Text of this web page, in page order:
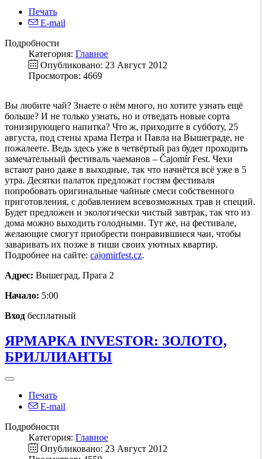
Печать
E-mail
Подробности
Категория: Главное
Опубликовано: 23 Август 2012
Просмотров: 4669
Вы любите чай? Знаете о нём много, но хотите узнать ещё
больше? И не только узнать, но и отведать новые сорта
тонизирующего напитка? Что ж, приходите в субботу, 25
августа, под стены храма Петра и Павла на Вышеграде, не
пожалеете. Ведь здесь уже в четвёртый раз будет проходить
замечательный фестиваль чаеманов – Čajomír Fest. Чехи
встают рано даже в выходные, так что начнётся всё уже в 5
утра. Десятки палаток предложат гостям фестиваля
попробовать оригинальные чайные смеси собственного
приготовления, с добавлением всевозможных трав и специй.
Будет предложен и экологически чистый завтрак, так что из
дома можно выходить голодными. Тут же, на фестивале,
желающие смогут приобрести понравившиеся чаи, чтобы
заваривать их позже в тиши своих уютных квартир.
Подробнее на сайте: cajomirfest.cz.
Адрес: Вышеград, Прага 2
Начало: 5:00
Вход бесплатный
ЯРМАРКА INVESTOR: ЗОЛОТО,
БРИЛЛИАНТЫ
Печать
E-mail
Подробности
Категория: Главное
Опубликовано: 23 Август 2012